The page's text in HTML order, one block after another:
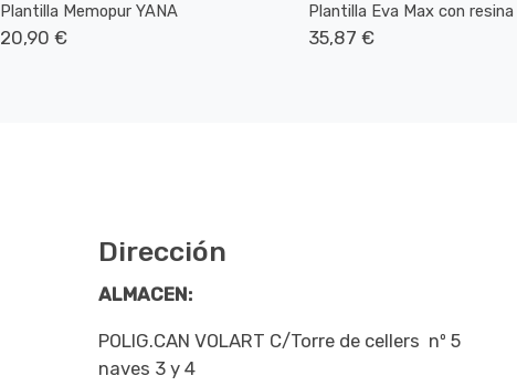
Plantilla Memopur YANA
20,90 €
Plantilla Eva Max con resina
35,87 €
Dirección
ALMACEN:
POLIG.CAN VOLART C/Torre de cellers nº 5
naves 3 y 4